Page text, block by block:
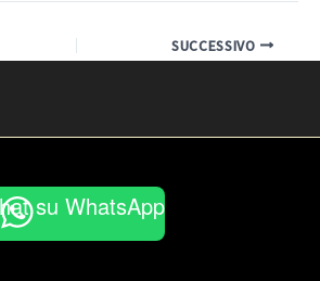
SUCCESSIVO
su WhatsApp